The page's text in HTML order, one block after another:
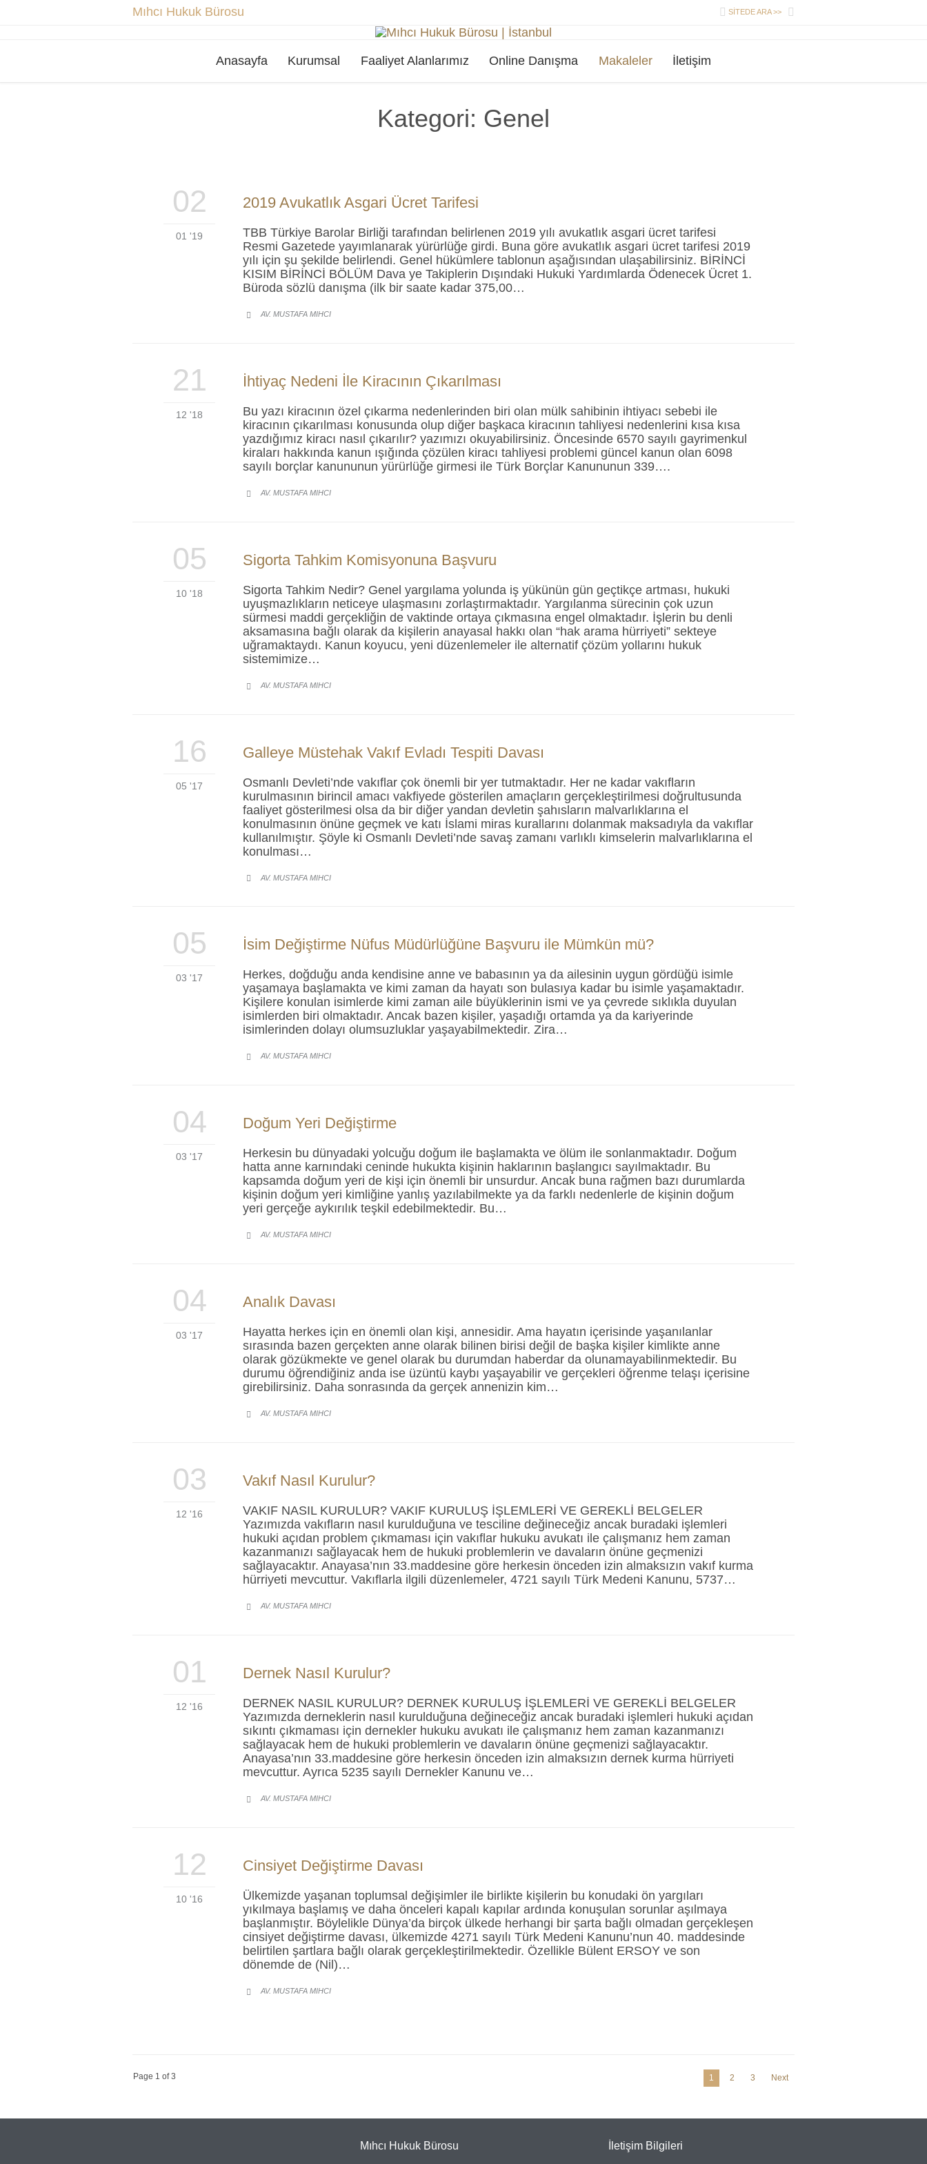
Mıhcı Hukuk Bürosu  SİTEDE ARA >> 
to
Anasayfa Kurumsal Faaliyet Alanlarımız Online Danışma Makaleler İletişim
Kategori: Genel
02
01 '19
2019 Avukatlık Asgari Ücret Tarifesi
TBB Türkiye Barolar Birliği tarafından belirlenen 2019 yılı avukatlık asgari ücret tarifesi
Resmi Gazetede yayımlanarak yürürlüğe girdi. Buna göre avukatlık asgari ücret tarifesi 2019
yılı için şu şekilde belirlendi. Genel hükümlere tablonun aşağısından ulaşabilirsiniz. BİRİNCİ
KISIM BİRİNCİ BÖLÜM Dava ye Takiplerin Dışındaki Hukuki Yardımlarda Ödenecek Ücret 1.
Büroda sözlü danışma (ilk bir saate kadar 375,00…
 AV. MUSTAFA MIHCI
21
12 '18
İhtiyaç Nedeni İle Kiracının Çıkarılması
Bu yazı kiracının özel çıkarma nedenlerinden biri olan mülk sahibinin ihtiyacı sebebi ile
kiracının çıkarılması konusunda olup diğer başkaca kiracının tahliyesi nedenlerini kısa kısa
yazdığımız kiracı nasıl çıkarılır? yazımızı okuyabilirsiniz. Öncesinde 6570 sayılı gayrimenkul
kiraları hakkında kanun ışığında çözülen kiracı tahliyesi problemi güncel kanun olan 6098
sayılı borçlar kanununun yürürlüğe girmesi ile Türk Borçlar Kanununun 339….
 AV. MUSTAFA MIHCI
05
10 '18
Sigorta Tahkim Komisyonuna Başvuru
Sigorta Tahkim Nedir? Genel yargılama yolunda iş yükünün gün geçtikçe artması, hukuki
uyuşmazlıkların neticeye ulaşmasını zorlaştırmaktadır. Yargılanma sürecinin çok uzun
sürmesi maddi gerçekliğin de vaktinde ortaya çıkmasına engel olmaktadır. İşlerin bu denli
aksamasına bağlı olarak da kişilerin anayasal hakkı olan “hak arama hürriyeti” sekteye
uğramaktaydı. Kanun koyucu, yeni düzenlemeler ile alternatif çözüm yollarını hukuk
sistemimize…
 AV. MUSTAFA MIHCI
16
05 '17
Galleye Müstehak Vakıf Evladı Tespiti Davası
Osmanlı Devleti’nde vakıflar çok önemli bir yer tutmaktadır. Her ne kadar vakıfların
kurulmasının birincil amacı vakfiyede gösterilen amaçların gerçekleştirilmesi doğrultusunda
faaliyet gösterilmesi olsa da bir diğer yandan devletin şahısların malvarlıklarına el
konulmasının önüne geçmek ve katı İslami miras kurallarını dolanmak maksadıyla da vakıflar
kullanılmıştır. Şöyle ki Osmanlı Devleti’nde savaş zamanı varlıklı kimselerin malvarlıklarına el
konulması…
 AV. MUSTAFA MIHCI
05
03 '17
İsim Değiştirme Nüfus Müdürlüğüne Başvuru ile Mümkün mü?
Herkes, doğduğu anda kendisine anne ve babasının ya da ailesinin uygun gördüğü isimle
yaşamaya başlamakta ve kimi zaman da hayatı son bulasıya kadar bu isimle yaşamaktadır.
Kişilere konulan isimlerde kimi zaman aile büyüklerinin ismi ve ya çevrede sıklıkla duyulan
isimlerden biri olmaktadır. Ancak bazen kişiler, yaşadığı ortamda ya da kariyerinde
isimlerinden dolayı olumsuzluklar yaşayabilmektedir. Zira…
 AV. MUSTAFA MIHCI
04
03 '17
Doğum Yeri Değiştirme
Herkesin bu dünyadaki yolcuğu doğum ile başlamakta ve ölüm ile sonlanmaktadır. Doğum
hatta anne karnındaki ceninde hukukta kişinin haklarının başlangıcı sayılmaktadır. Bu
kapsamda doğum yeri de kişi için önemli bir unsurdur. Ancak buna rağmen bazı durumlarda
kişinin doğum yeri kimliğine yanlış yazılabilmekte ya da farklı nedenlerle de kişinin doğum
yeri gerçeğe aykırılık teşkil edebilmektedir. Bu…
 AV. MUSTAFA MIHCI
04
03 '17
Analık Davası
Hayatta herkes için en önemli olan kişi, annesidir. Ama hayatın içerisinde yaşanılanlar
sırasında bazen gerçekten anne olarak bilinen birisi değil de başka kişiler kimlikte anne
olarak gözükmekte ve genel olarak bu durumdan haberdar da olunamayabilinmektedir. Bu
durumu öğrendiğiniz anda ise üzüntü kaybı yaşayabilir ve gerçekleri öğrenme telaşı içerisine
girebilirsiniz. Daha sonrasında da gerçek annenizin kim…
 AV. MUSTAFA MIHCI
03
12 '16
Vakıf Nasıl Kurulur?
VAKIF NASIL KURULUR? VAKIF KURULUŞ İŞLEMLERİ VE GEREKLİ BELGELER
Yazımızda vakıfların nasıl kurulduğuna ve tesciline değineceğiz ancak buradaki işlemleri
hukuki açıdan problem çıkmaması için vakıflar hukuku avukatı ile çalışmanız hem zaman
kazanmanızı sağlayacak hem de hukuki problemlerin ve davaların önüne geçmenizi
sağlayacaktır. Anayasa’nın 33.maddesine göre herkesin önceden izin almaksızın vakıf kurma
hürriyeti mevcuttur. Vakıflarla ilgili düzenlemeler, 4721 sayılı Türk Medeni Kanunu, 5737…
 AV. MUSTAFA MIHCI
01
12 '16
Dernek Nasıl Kurulur?
DERNEK NASIL KURULUR? DERNEK KURULUŞ İŞLEMLERİ VE GEREKLİ BELGELER
Yazımızda derneklerin nasıl kurulduğuna değineceğiz ancak buradaki işlemleri hukuki açıdan
sıkıntı çıkmaması için dernekler hukuku avukatı ile çalışmanız hem zaman kazanmanızı
sağlayacak hem de hukuki problemlerin ve davaların önüne geçmenizi sağlayacaktır.
Anayasa’nın 33.maddesine göre herkesin önceden izin almaksızın dernek kurma hürriyeti
mevcuttur. Ayrıca 5235 sayılı Dernekler Kanunu ve…
 AV. MUSTAFA MIHCI
12
10 '16
Cinsiyet Değiştirme Davası
Ülkemizde yaşanan toplumsal değişimler ile birlikte kişilerin bu konudaki ön yargıları
yıkılmaya başlamış ve daha önceleri kapalı kapılar ardında konuşulan sorunlar aşılmaya
başlanmıştır. Böylelikle Dünya’da birçok ülkede herhangi bir şarta bağlı olmadan gerçekleşen
cinsiyet değiştirme davası, ülkemizde 4271 sayılı Türk Medeni Kanunu’nun 40. maddesinde
belirtilen şartlara bağlı olarak gerçekleştirilmektedir. Özellikle Bülent ERSOY ve son
dönemde de (Nil)…
 AV. MUSTAFA MIHCI
Page 1 of 3 1 2 3 Next
Mıhcı Hukuk Bürosu İletişim Bilgileri